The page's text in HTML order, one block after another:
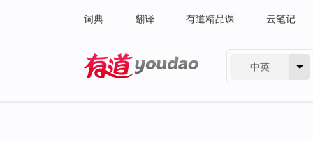
词典 翻译 有道精品课 云笔记
中英